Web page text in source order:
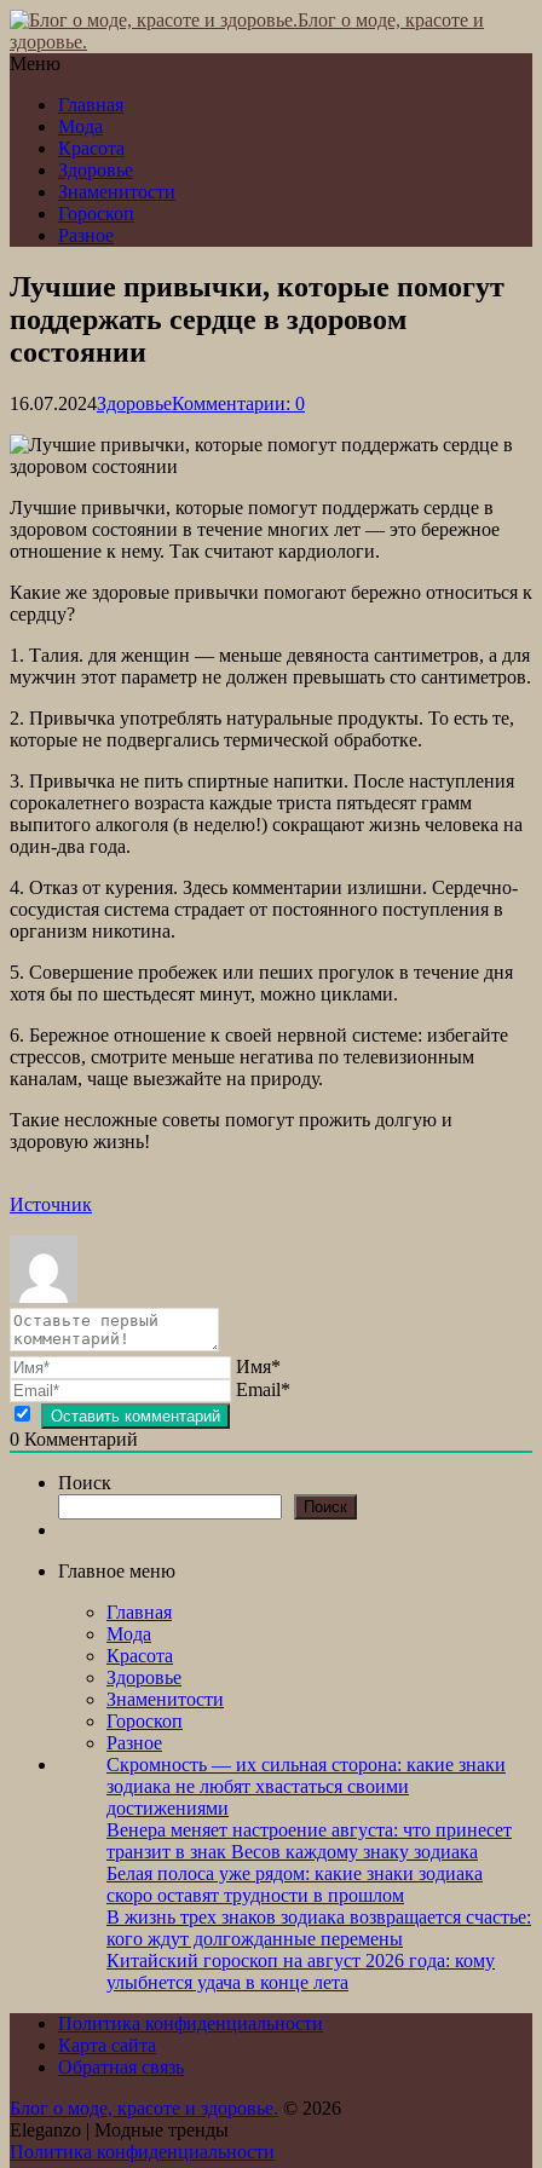
Блог о моде, красоте и
здоровье.
Меню
Главная
Мода
Красота
Здоровье
Знаменитости
Гороскоп
Разное
Лучшие привычки, которые помогут
поддержать сердце в здоровом
состоянии
16.07.2024ЗдоровьеКомментарии: 0
Лучшие привычки, которые помогут поддержать сердце в
здоровом состоянии в течение многих лет — это бережное
отношение к нему. Так считают кардиологи.
Какие же здоровые привычки помогают бережно относиться к
сердцу?
1. Талия. для женщин — меньше девяноста сантиметров, а для
мужчин этот параметр не должен превышать сто сантиметров.
2. Привычка употреблять натуральные продукты. То есть те,
которые не подвергались термической обработке.
3. Привычка не пить спиртные напитки. После наступления
сорокалетнего возраста каждые триста пятьдесят грамм
выпитого алкоголя (в неделю!) сокращают жизнь человека на
один-два года.
4. Отказ от курения. Здесь комментарии излишни. Сердечно-
сосудистая система страдает от постоянного поступления в
организм никотина.
5. Совершение пробежек или пеших прогулок в течение дня
хотя бы по шестьдесят минут, можно циклами.
6. Бережное отношение к своей нервной системе: избегайте
стрессов, смотрите меньше негатива по телевизионным
каналам, чаще выезжайте на природу.
Такие несложные советы помогут прожить долгую и
здоровую жизнь!
Источник
Имя*
Email*
0 Комментарий
Поиск
Поиск
Главное меню
Главная
Мода
Красота
Здоровье
Знаменитости
Гороскоп
Разное
Скромность — их сильная сторона: какие знаки
зодиака не любят хвастаться своими
достижениями
Венера меняет настроение августа: что принесет
транзит в знак Весов каждому знаку зодиака
Белая полоса уже рядом: какие знаки зодиака
скоро оставят трудности в прошлом
В жизнь трех знаков зодиака возвращается счастье:
кого ждут долгожданные перемены
Китайский гороскоп на август 2026 года: кому
улыбнется удача в конце лета
Политика конфиденциальности
Карта сайта
Обратная связь
Блог о моде, красоте и здоровье. © 2026
Eleganzo | Модные тренды
Политика конфиденциальности